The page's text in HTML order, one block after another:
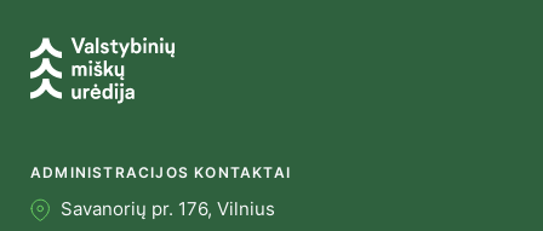
ADMINISTRACIJOS KONTAKTAI
Savanorių pr. 176, Vilnius